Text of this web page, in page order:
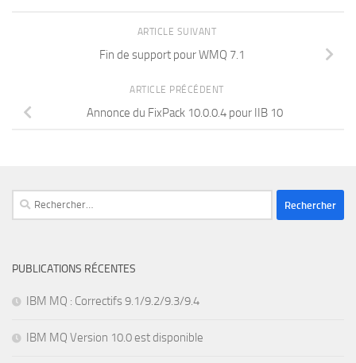
ARTICLE SUIVANT
Fin de support pour WMQ 7.1
ARTICLE PRÉCÉDENT
Annonce du FixPack 10.0.0.4 pour IIB 10
Rechercher :
PUBLICATIONS RÉCENTES
IBM MQ : Correctifs 9.1/9.2/9.3/9.4
IBM MQ Version 10.0 est disponible